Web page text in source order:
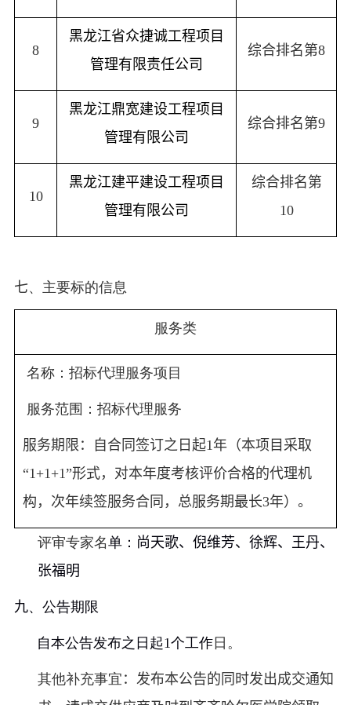
8
黑龙江省众捷诚工程项目
管理有限责任公司
综合排名第8
9
黑龙江鼎宽建设工程项目
管理有限公司
综合排名第9
10
黑龙江建平建设工程项目
管理有限公司
综合排名第
10
七、主要标的信息
服务类
名称：招标代理服务项目
服务范围：招标代理服务
服务期限：自合同签订之日起1年（本项目采取
“1+1+1”形式，对本年度考核评价合格的代理机
构，次年续签服务合同，总服务期最长3年）。
评审专家名单： 尚天歌、倪维芳、徐辉、王丹、
张福明
九、公告期限
自本公告发布之日起1个工作日。
其他补充事宜 ：发布本公告的同时发出成交通知